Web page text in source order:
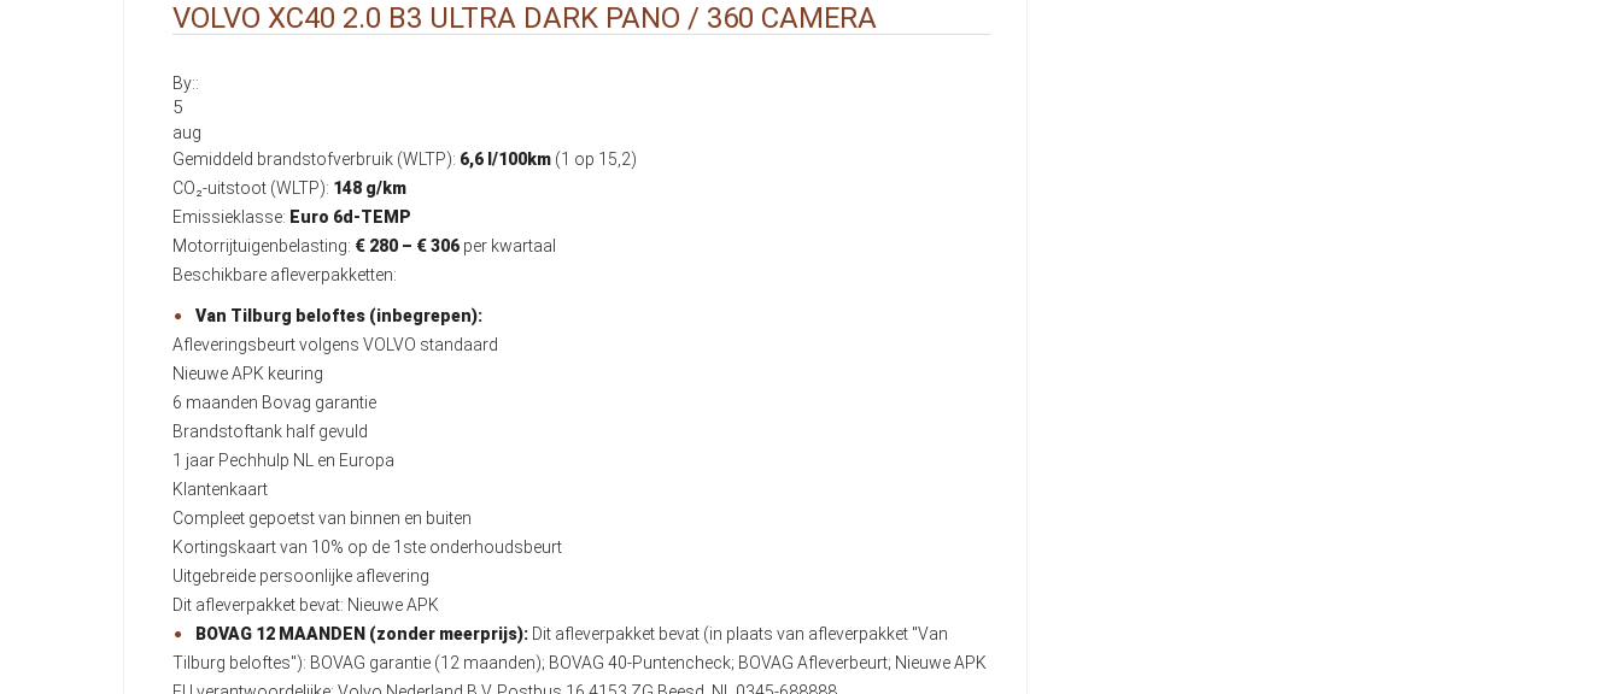
VOLVO XC40 2.0 B3 ULTRA DARK PANO / 360 CAMERA
By::
5
aug
Gemiddeld brandstofverbruik (WLTP): 6,6 l/100km (1 op 15,2)
CO₂-uitstoot (WLTP): 148 g/km
Emissieklasse: Euro 6d-TEMP
Motorrijtuigenbelasting: € 280 – € 306 per kwartaal
Beschikbare afleverpakketten:
Van Tilburg beloftes (inbegrepen):
Afleveringsbeurt volgens VOLVO standaard
Nieuwe APK keuring
6 maanden Bovag garantie
Brandstoftank half gevuld
1 jaar Pechhulp NL en Europa
Klantenkaart
Compleet gepoetst van binnen en buiten
Kortingskaart van 10% op de 1ste onderhoudsbeurt
Uitgebreide persoonlijke aflevering
Dit afleverpakket bevat: Nieuwe APK
BOVAG 12 MAANDEN (zonder meerprijs): Dit afleverpakket bevat (in plaats van afleverpakket "Van
Tilburg beloftes"): BOVAG garantie (12 maanden); BOVAG 40-Puntencheck; BOVAG Afleverbeurt; Nieuwe APK